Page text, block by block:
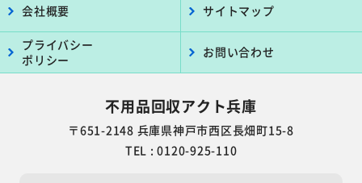
会社概要 サイトマップ
プライバシー
ポリシー
お問い合わせ
不用品回収アクト兵庫
〒651-2148 兵庫県神戸市西区長畑町15-8
TEL : 0120-925-110